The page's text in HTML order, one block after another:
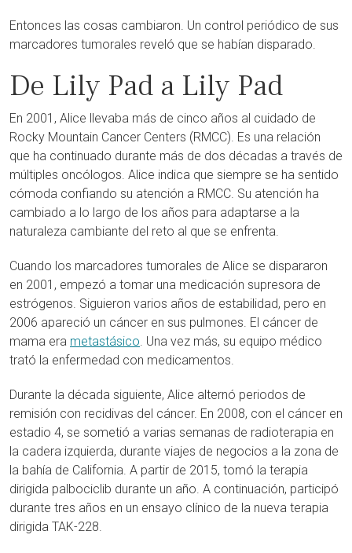
Entonces las cosas cambiaron. Un control periódico de sus
marcadores tumorales reveló que se habían disparado.
De Lily Pad a Lily Pad
En 2001, Alice llevaba más de cinco años al cuidado de
Rocky Mountain Cancer Centers (RMCC). Es una relación
que ha continuado durante más de dos décadas a través de
múltiples oncólogos. Alice indica que siempre se ha sentido
cómoda confiando su atención a RMCC. Su atención ha
cambiado a lo largo de los años para adaptarse a la
naturaleza cambiante del reto al que se enfrenta.
Cuando los marcadores tumorales de Alice se dispararon
en 2001, empezó a tomar una medicación supresora de
estrógenos. Siguieron varios años de estabilidad, pero en
2006 apareció un cáncer en sus pulmones. El cáncer de
mama era metastásico. Una vez más, su equipo médico
trató la enfermedad con medicamentos.
Durante la década siguiente, Alice alternó periodos de
remisión con recidivas del cáncer. En 2008, con el cáncer en
estadio 4, se sometió a varias semanas de radioterapia en
la cadera izquierda, durante viajes de negocios a la zona de
la bahía de California. A partir de 2015, tomó la terapia
dirigida palbociclib durante un año. A continuación, participó
durante tres años en un ensayo clínico de la nueva terapia
dirigida TAK-228.